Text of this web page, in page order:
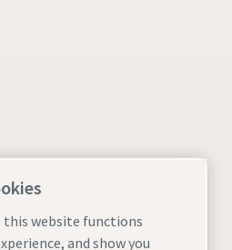
this website functions
and show you